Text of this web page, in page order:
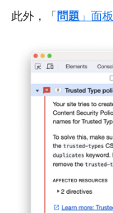
此外，「問題 」面板